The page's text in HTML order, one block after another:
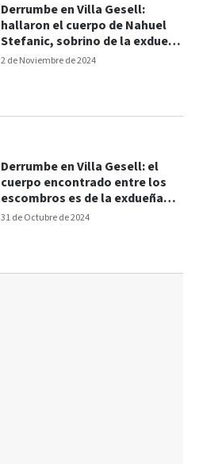
2 de Noviembre de 2024
Derrumbe en Villa Gesell:
hallaron el cuerpo de Nahuel
Stefanic, sobrino de la exdueña
del hotel
31 de Octubre de 2024
Derrumbe en Villa Gesell: el
cuerpo encontrado entre los
escombros es de la exdueña
del hotel